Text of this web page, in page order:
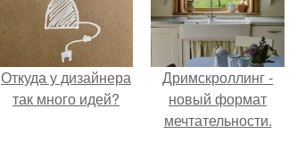
Откуда у дизайнера
так много идей?
Дримскроллинг -
новый формат
мечтательности.